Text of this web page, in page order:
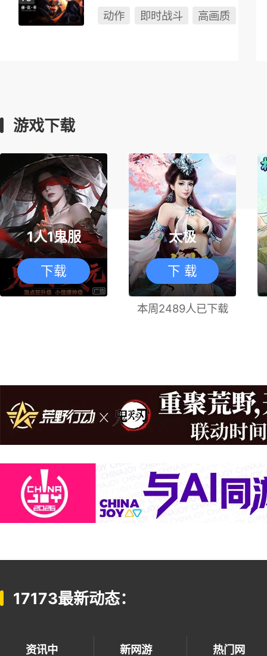
动作 即时战斗 高画质
游戏下载
1人1鬼服
下载
太极
下 载
本周2489人已下载
17173最新动态：
资讯中 新网游 热门网